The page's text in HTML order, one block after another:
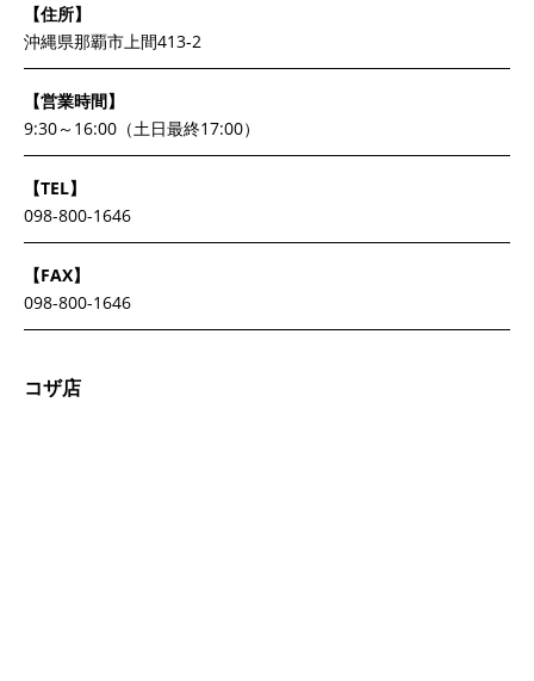
【住所】
沖縄県那覇市上間413-2
【営業時間】
9:30～16:00（土日最終17:00）
【TEL】
098-800-1646
【FAX】
098-800-1646
コザ店